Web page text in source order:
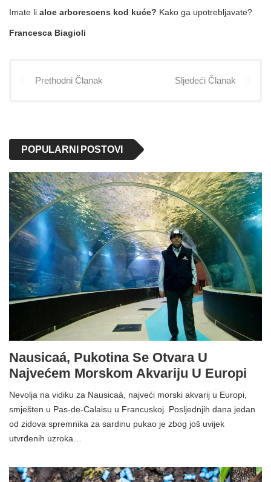
Imate li aloe arborescens kod kuće? Kako ga upotrebljavate?
Francesca Biagioli
Prethodni Članak Sljedeći Članak
POPULARNI POSTOVI
Nausicaá, Pukotina Se Otvara U
Najvećem Morskom Akvariju U Europi
Nevolja na vidiku za Nausicaà, najveći morski akvarij u Europi,
smješten u Pas-de-Calaisu u Francuskoj. Posljednjih dana jedan
od zidova spremnika za sardinu pukao je zbog još uvijek
utvrđenih uzroka…